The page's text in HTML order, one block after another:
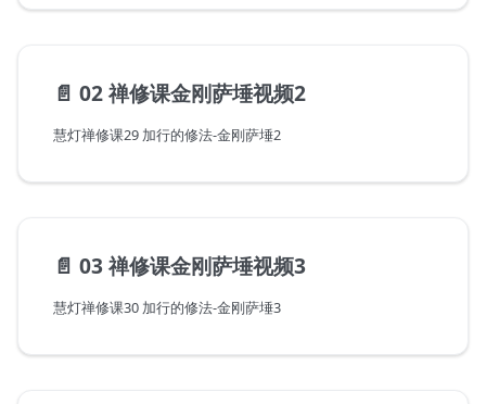
📄️ 02 禅修课金刚萨埵视频2
慧灯禅修课29 加行的修法-金刚萨埵2
📄️ 03 禅修课金刚萨埵视频3
慧灯禅修课30 加行的修法-金刚萨埵3